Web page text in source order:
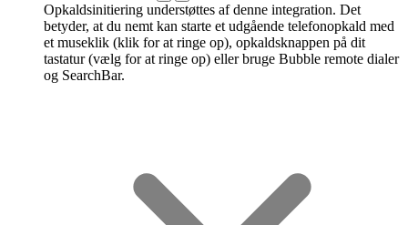
Opkaldsinitiering understøttes af denne integration. Det
betyder, at du nemt kan starte et udgående telefonopkald med
et museklik (klik for at ringe op), opkaldsknappen på dit
tastatur (vælg for at ringe op) eller bruge Bubble remote dialer
og SearchBar.